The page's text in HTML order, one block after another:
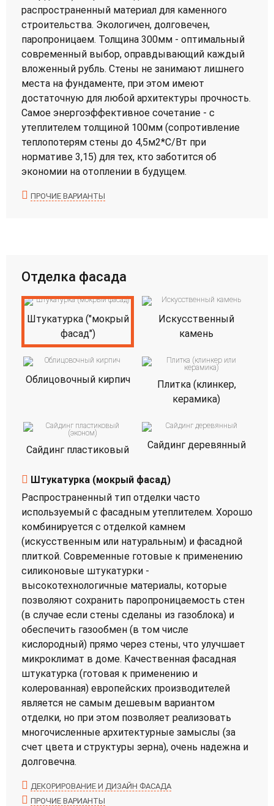
распространенный материал для каменного
строительства. Экологичен, долговечен,
паропроницаем. Толщина 300мм - оптимальный
современный выбор, оправдывающий каждый
вложенный рубль. Стены не занимают лишнего
места на фундаменте, при этом имеют
достаточную для любой архитектуры прочность.
Самое энергоэффективное сочетание - с
утеплителем толщиной 100мм (сопротивление
теплопотерям стены до 4,5м2*С/Вт при
нормативе 3,15) для тех, кто заботится об
экономии на отоплении в будущем.
ПРОЧИЕ ВАРИАНТЫ
Отделка фасада
Штукатурка ("мокрый
фасад")
Искусственный
камень
Облицовочный кирпич
Плитка (клинкер,
керамика)
Сайдинг пластиковый Сайдинг деревянный
Штукатурка (мокрый фасад)
Распространенный тип отделки часто
используемый с фасадным утеплителем. Хорошо
комбинируется с отделкой камнем
(искусственным или натуральным) и фасадной
плиткой. Современные готовые к применению
силиконовые штукатурки -
высокотехнологичные материалы, которые
позволяют сохранить паропроницаемость стен
(в случае если стены сделаны из газоблока) и
обеспечить газообмен (в том числе
кислородный) прямо через стены, что улучшает
микроклимат в доме. Качественная фасадная
штукатурка (готовая к применению и
колерованная) европейских производителей
является не самым дешевым вариантом
отделки, но при этом позволяет реализовать
многочисленные архитектурные замыслы (за
счет цвета и структуры зерна), очень надежна и
долговечна.
ДЕКОРИРОВАНИЕ И ДИЗАЙН ФАСАДА
ПРОЧИЕ ВАРИАНТЫ